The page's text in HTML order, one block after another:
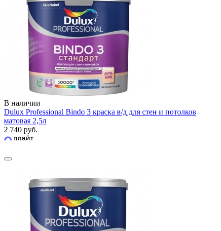
В наличии
Dulux Professional Bindo 3 краска в/д для стен и потолков
матовая 2,5л
2 740 руб.